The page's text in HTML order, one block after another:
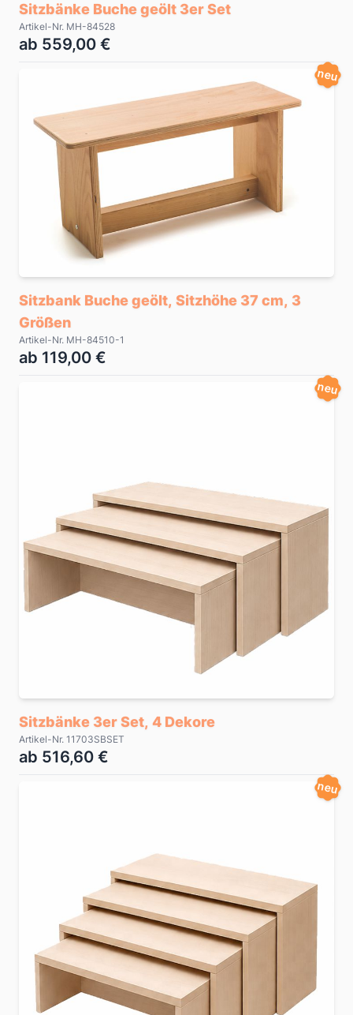
Sitzbänke Buche geölt 3er Set
Artikel-Nr. MH-84528
ab 559,00 €
neu
Sitzbank Buche geölt, Sitzhöhe 37 cm, 3
Größen
Artikel-Nr. MH-84510-1
ab 119,00 €
neu
Sitzbänke 3er Set, 4 Dekore
Artikel-Nr. 11703SBSET
ab 516,60 €
neu